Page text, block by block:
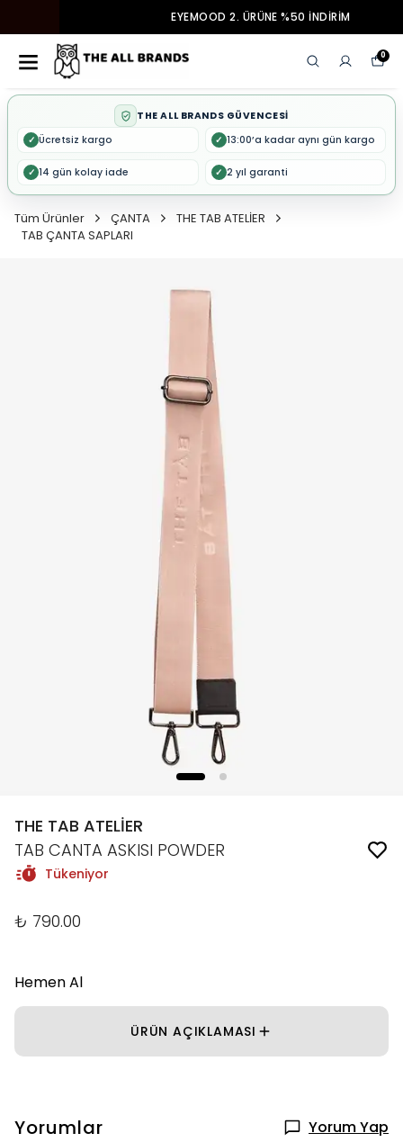
EYEMOOD 2. ÜRÜNE %50 İNDİRİM
0
THE ALL BRANDS GÜVENCESİ
✓ Ücretsiz kargo ✓ 13:00’a kadar aynı gün kargo
✓ 14 gün kolay iade ✓ 2 yıl garanti
Tüm Ürünler ÇANTA
THE TAB ATELİER
TAB ÇANTA SAPLARI
THE TAB ATELİER
TAB CANTA ASKISI POWDER
Tükeniyor
₺ 790.00
Hemen Al
ÜRÜN AÇIKLAMASI
Yorumlar Yorum Yap